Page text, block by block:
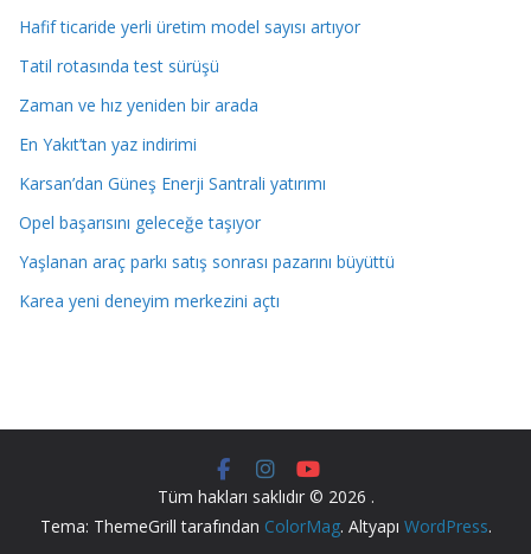
Hafif ticaride yerli üretim model sayısı artıyor
Tatil rotasında test sürüşü
Zaman ve hız yeniden bir arada
En Yakıt’tan yaz indirimi
Karsan’dan Güneş Enerji Santrali yatırımı
Opel başarısını geleceğe taşıyor
Yaşlanan araç parkı satış sonrası pazarını büyüttü
Karea yeni deneyim merkezini açtı
Tüm hakları saklıdır © 2026 .
Tema: ThemeGrill tarafından ColorMag. Altyapı WordPress.